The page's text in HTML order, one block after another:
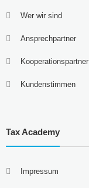
Wer wir sind
Ansprechpartner
Kooperationspartner
Kundenstimmen
Tax Academy
Impressum